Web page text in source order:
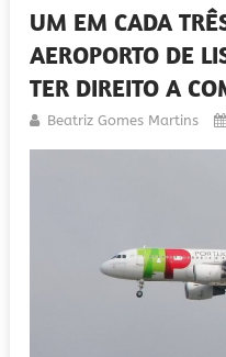
UM EM CADA
AEROPORTO DE
TER DIREITO A
Beatriz Gomes Martins